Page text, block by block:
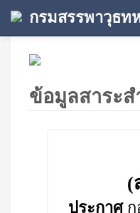
กรมสรรพาวุธท
ข้อมูลสาระ
(
ประกาศก